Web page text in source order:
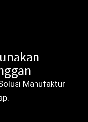
Manufaktur